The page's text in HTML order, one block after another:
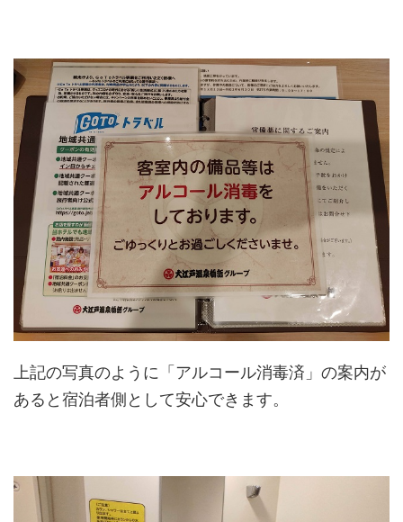
上記の写真のように「アルコール消毒済」の案内が
あると宿泊者側として安心できます。